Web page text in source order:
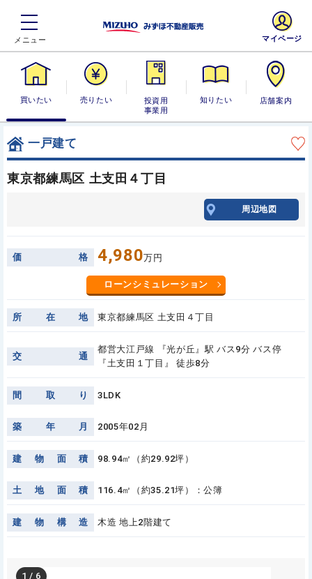
買いたい 売りたい
投資用・事業
用
知りたい 店舗案内
マイページ
一戸建て
東京都練馬区 土支田４丁目
周辺地図
価 格 4,980万円
ローンシミュレーション
所 在 地 東京都練馬区 土支田４丁目
交 通
都営大江戸線 『光が丘』駅 バス9分 バス停
『土支田１丁目』 徒歩8分
間 取 り 3LDK
築 年 月 2005年02月
建 物 面 積 98.94㎡（約29.92坪）
土 地 面 積 116.4㎡（約35.21坪）：公簿
建 物 構 造 木造 地上2階建て
1 / 6